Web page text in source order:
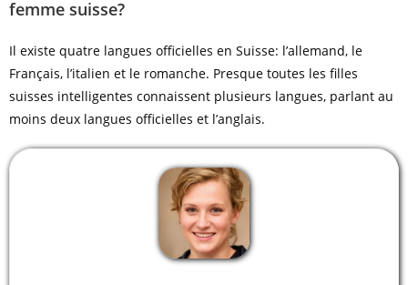
femme suisse?
Il existe quatre langues officielles en Suisse: l’allemand, le
Français, l’italien et le romanche. Presque toutes les filles
suisses intelligentes connaissent plusieurs langues, parlant au
moins deux langues officielles et l’anglais.